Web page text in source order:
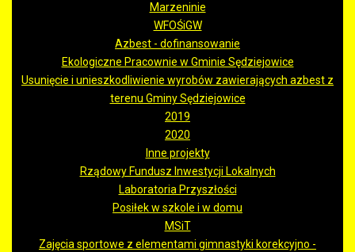
Marzeninie
WFOŚiGW
Azbest - dofinansowanie
Ekologiczne Pracownie w Gminie Sędziejowice
Usunięcie i unieszkodliwienie wyrobów zawierających azbest z
terenu Gminy Sędziejowice
2019
2020
Inne projekty
Rządowy Fundusz Inwestycji Lokalnych
Laboratoria Przyszłości
Posiłek w szkole i w domu
MSiT
Zajęcia sportowe z elementami gimnastyki korekcyjno -